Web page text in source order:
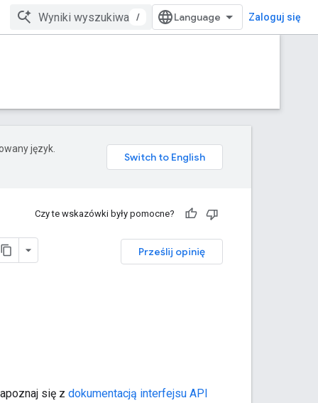
/ Zaloguj się
język.
Czy te wskazówki były pomocne?
Prześlij opinię
się z dokumentacją interfejsu API